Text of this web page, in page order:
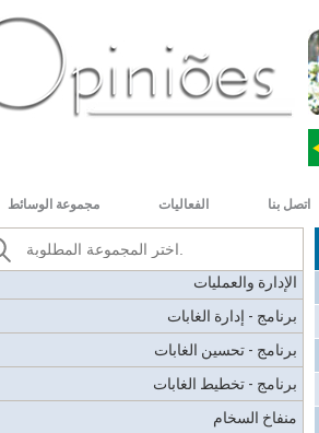
مجموعة الوسائط الفعاليات اتصل بنا
محاكي
سكيدر - ميني
البرمجيات - التصميم، تخطيط موارد المؤسسات،
الإدارة والعمليات
برنامج - إدارة الغابات
برنامج - تحسين الغابات
برنامج - تخطيط الغابات
منفاخ السخام